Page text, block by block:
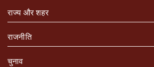
राज्य और शहर
राजनीति
चुनाव